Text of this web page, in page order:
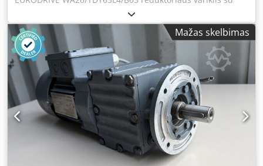
trifaze elektra ir integruotu stabdžiu. Įrenginys naudotas,
visiškai veikiantis ir paruoštas darbui. Vizualinė būklė gera
– matomi normalūs naudojimo pėdsakai. Puikiai tinka
transportavimo įrenginių, dozatorių, pramoninių mašinų ir
gamybos linijų pavarai. Techniniai duomenys: Gamintojas:
SEW-EURODRIVE Tipas: WA20/TDT63L4/B03 Galia: 0,25 kW
Maitinimas: 3×230Δ / 400Y V, 50 Hz Variklio greitis: 1300
aps./min. Išėjimo greitis: 33 aps./min. Perdavimo santykis: i
= 39,00 Išėjimo momentas: 41 Nm Dcjdpfx Aeznuk Dog Sok
Srovė: 1,20 / 0,69 A Apsaugos laipsnis: IP54 Izoliacijos
klasė: B Darbo režimas: S1 Stabdys: 230 V kintamoji srovė,
stabdymo momentas 3,2 Nm Svoris: 9,6 kg Tepalas: SEW
PG460 (sintetinis aliejus)
Mažas skelbimas